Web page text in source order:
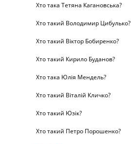
Хто така Тетяна Кагановська?
Хто такий Володимир Цибулько?
Хто такий Віктор Бобиренко?
Хто такий Кирило Буданов?
Хто така Юлія Мендель?
Хто такий Віталій Кличко?
Хто такий Юзік?
Хто такий Петро Порошенко?